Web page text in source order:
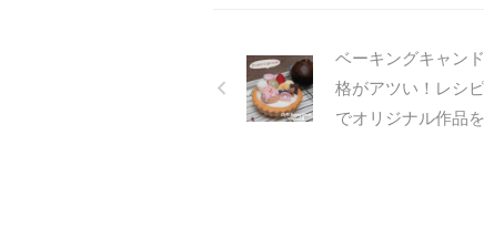
カロンを作られた生徒様がアンバ
ーマーブルキャンドルを選んでく
ださいました☆ アンバーマーブ
ルキャンドルは作り方がとても面
こ
ベーキングキャン
格がアツい！レシ
でオリジナル作品